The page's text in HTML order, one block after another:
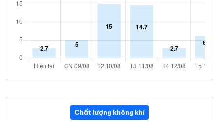
Chất lượng không khí